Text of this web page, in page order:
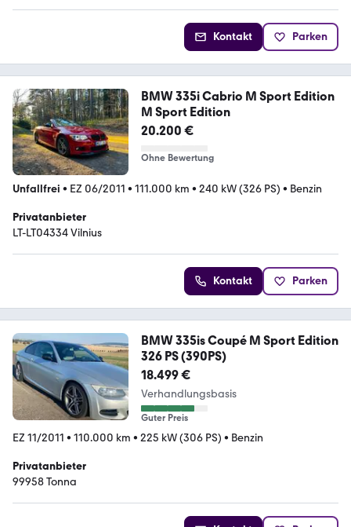
Kontakt Parken
BMW 335i Cabrio M Sport Edition
M Sport Edition
20.200 €
Ohne Bewertung
Unfallfrei • EZ 06/2011 • 111.000 km • 240 kW (326 PS) • Benzin
Privatanbieter
LT-LT04334 Vilnius
Kontakt Parken
BMW 335is Coupé M Sport Edition
326 PS (390PS)
18.499 €
Verhandlungsbasis
Guter Preis
EZ 11/2011 • 110.000 km • 225 kW (306 PS) • Benzin
Privatanbieter
99958 Tonna